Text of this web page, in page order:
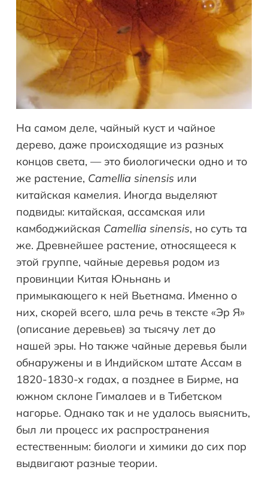
На самом деле, чайный куст и чайное
дерево, даже происходящие из разных
концов света, — это биологически одно и то
же растение, Camellia sinensis или
китайская камелия. Иногда выделяют
подвиды: китайская, ассамская или
камбоджийская Camellia sinensis, но суть та
же. Древнейшее растение, относящееся к
этой группе, чайные деревья родом из
провинции Китая Юньнань и
примыкающего к ней Вьетнама. Именно о
них, скорей всего, шла речь в тексте «Эр Я»
(описание деревьев) за тысячу лет до
нашей эры. Но также чайные деревья были
обнаружены и в Индийском штате Ассам в
1820-1830-х годах, а позднее в Бирме, на
южном склоне Гималаев и в Тибетском
нагорье. Однако так и не удалось выяснить,
был ли процесс их распространения
естественным: биологи и химики до сих пор
выдвигают разные теории.